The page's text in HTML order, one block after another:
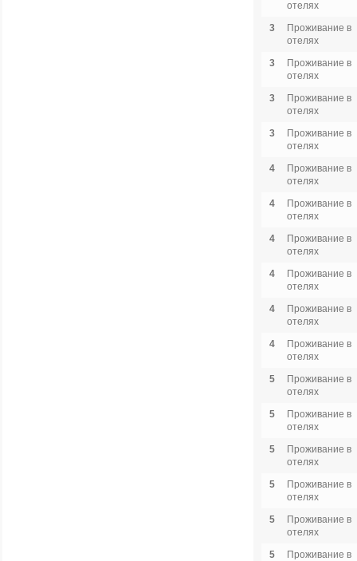
отелях
3
Проживание в
отелях
3
Проживание в
отелях
3
Проживание в
отелях
3
Проживание в
отелях
4
Проживание в
отелях
4
Проживание в
отелях
4
Проживание в
отелях
4
Проживание в
отелях
4
Проживание в
отелях
4
Проживание в
отелях
5
Проживание в
отелях
5
Проживание в
отелях
5
Проживание в
отелях
5
Проживание в
отелях
5
Проживание в
отелях
5
Проживание в